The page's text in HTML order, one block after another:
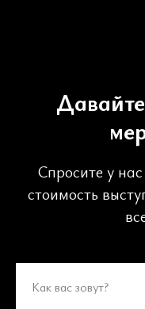
Спросите у
стоимость
Как вас зовут?